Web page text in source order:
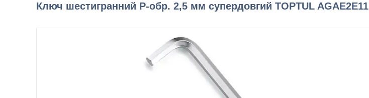
Ключ шестигранний Р-обр. 2,5 мм супердовгий TOPTUL AGAE2E11